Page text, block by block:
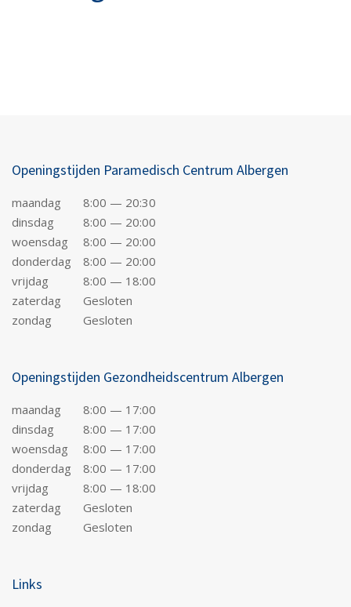
Openingstijden Paramedisch Centrum Albergen
maandag
8:00 — 20:30
dinsdag
8:00 — 20:00
woensdag
8:00 — 20:00
donderdag
8:00 — 20:00
vrijdag
8:00 — 18:00
zaterdag
Gesloten
zondag
Gesloten
Openingstijden Gezondheidscentrum Albergen
maandag
8:00 — 17:00
dinsdag
8:00 — 17:00
woensdag
8:00 — 17:00
donderdag
8:00 — 17:00
vrijdag
8:00 — 18:00
zaterdag
Gesloten
zondag
Gesloten
Links